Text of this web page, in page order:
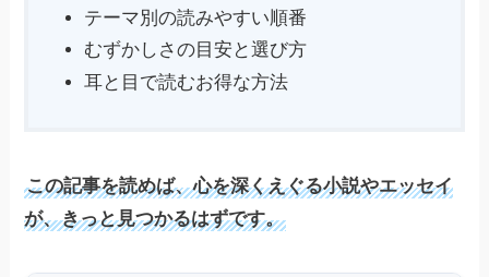
テーマ別の読みやすい順番
むずかしさの目安と選び方
耳と目で読むお得な方法
この記事を読めば、心を深くえぐる小説やエッセイ
が、きっと見つかるはずです。